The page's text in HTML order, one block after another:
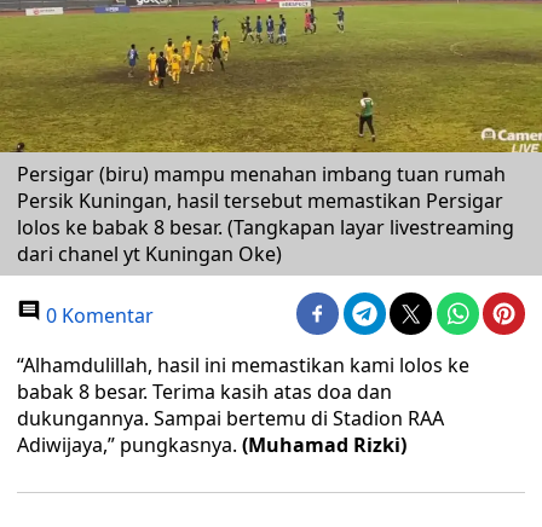
Persigar (biru) mampu menahan imbang tuan rumah
Persik Kuningan, hasil tersebut memastikan Persigar
lolos ke babak 8 besar. (Tangkapan layar livestreaming
dari chanel yt Kuningan Oke)
0 Komentar
“Alhamdulillah, hasil ini memastikan kami lolos ke
babak 8 besar. Terima kasih atas doa dan
dukungannya. Sampai bertemu di Stadion RAA
Adiwijaya,” pungkasnya. (Muhamad Rizki)